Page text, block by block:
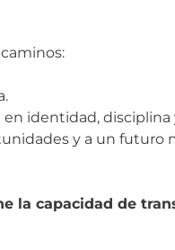
en identidad, disciplina
y a un futuro
la capacidad de